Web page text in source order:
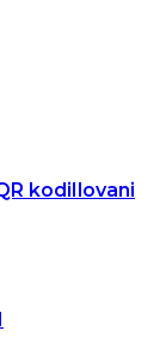
Ilovani